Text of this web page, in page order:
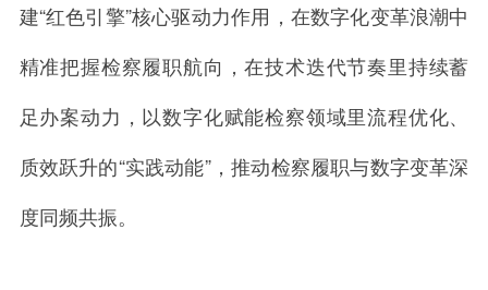
建“红色引擎”核心驱动力作用，在数字化变革浪潮中
精准把握检察履职航向，在技术迭代节奏里持续蓄
足办案动力，以数字化赋能检察领域里流程优化、
质效跃升的“实践动能”，推动检察履职与数字变革深
度同频共振。